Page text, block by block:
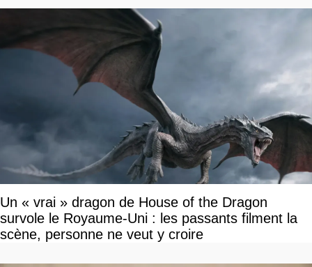
Un « vrai » dragon de House of the Dragon
survole le Royaume-Uni : les passants filment la
scène, personne ne veut y croire